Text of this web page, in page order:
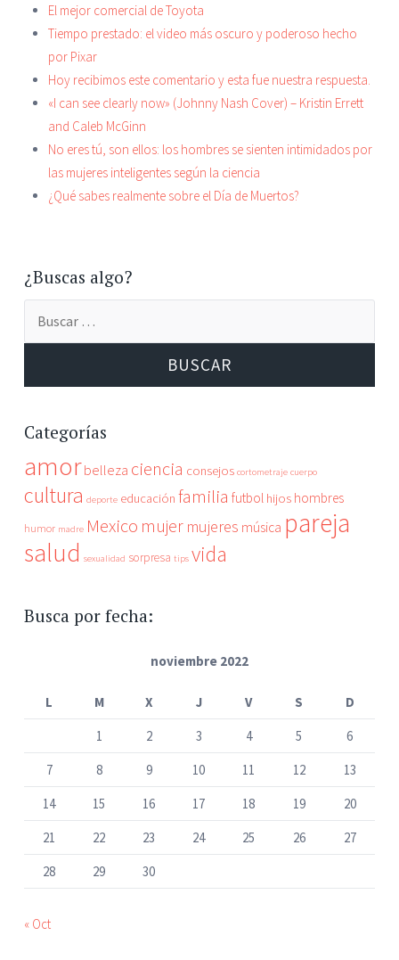
El mejor comercial de Toyota
Tiempo prestado: el video más oscuro y poderoso hecho
por Pixar
Hoy recibimos este comentario y esta fue nuestra respuesta.
«I can see clearly now» (Johnny Nash Cover) – Kristin Errett
and Caleb McGinn
No eres tú, son ellos: los hombres se sienten intimidados por
las mujeres inteligentes según la ciencia
¿Qué sabes realmente sobre el Día de Muertos?
¿Buscas algo?
Categorías
amor belleza ciencia consejos cortometraje cuerpo
cultura deporte educación familia futbol hijos hombres
humor madre Mexico mujer mujeres música pareja
salud sexualidad sorpresa tips vida
Busca por fecha:
noviembre 2022
L M X J V S
D
1
2 3 4 5
6
7
8 9 10 11 12
13
14
15 16 17 18 19
20
21
22 23 24 25 26
27
28
29 30
« Oct